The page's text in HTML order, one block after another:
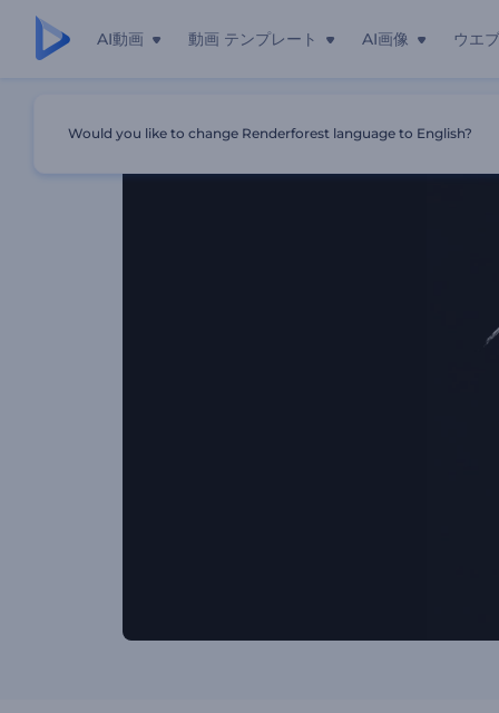
AI動画 動画 テンプレート AI画像 ウエ
Would you like to change Renderforest language to English?